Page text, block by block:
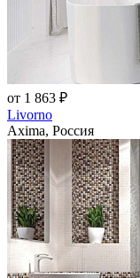
от 1 863 ₽
Livorno
Axima, Россия